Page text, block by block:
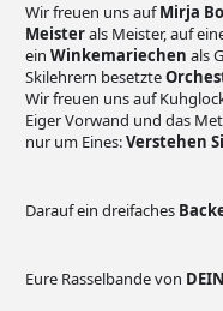
Wir freuen uns aufMirja
Meisterals Meister, auf
ein Winkemariechen als
Skilehrern besetzte
Wir freuen uns auf
Eiger Vorwand und das
nur um Eines:Verstehen
Darauf ein dreifaches
Eure Rasselbande von